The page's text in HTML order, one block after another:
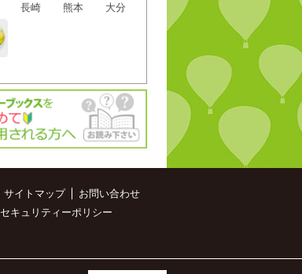
長崎 熊本 大分
サイトマップ
お問い合わせ
セキュリティーポリシー